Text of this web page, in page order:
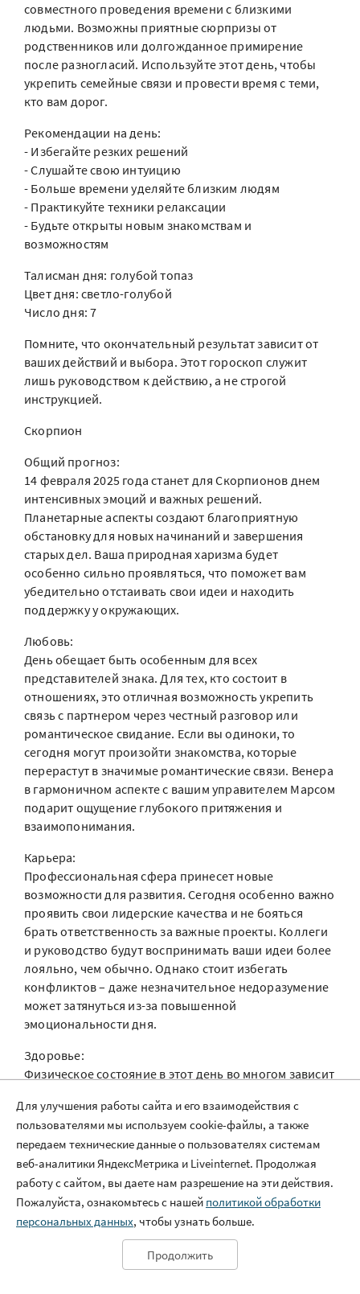
совместного проведения времени с близкими
людьми. Возможны приятные сюрпризы от
родственников или долгожданное примирение
после разногласий. Используйте этот день, чтобы
укрепить семейные связи и провести время с теми,
кто вам дорог.
Рекомендации на день:
- Избегайте резких решений
- Слушайте свою интуицию
- Больше времени уделяйте близким людям
- Практикуйте техники релаксации
- Будьте открыты новым знакомствам и
возможностям
Талисман дня: голубой топаз
Цвет дня: светло-голубой
Число дня: 7
Помните, что окончательный результат зависит от
ваших действий и выбора. Этот гороскоп служит
лишь руководством к действию, а не строгой
инструкцией.
Скорпион
Общий прогноз:
14 февраля 2025 года станет для Скорпионов днем
интенсивных эмоций и важных решений.
Планетарные аспекты создают благоприятную
обстановку для новых начинаний и завершения
старых дел. Ваша природная харизма будет
особенно сильно проявляться, что поможет вам
убедительно отстаивать свои идеи и находить
поддержку у окружающих.
Любовь:
День обещает быть особенным для всех
представителей знака. Для тех, кто состоит в
отношениях, это отличная возможность укрепить
связь с партнером через честный разговор или
романтическое свидание. Если вы одиноки, то
сегодня могут произойти знакомства, которые
перерастут в значимые романтические связи. Венера
в гармоничном аспекте с вашим управителем Марсом
подарит ощущение глубокого притяжения и
взаимопонимания.
Карьера:
Профессиональная сфера принесет новые
возможности для развития. Сегодня особенно важно
проявить свои лидерские качества и не бояться
брать ответственность за важные проекты. Коллеги
и руководство будут воспринимать ваши идеи более
лояльно, чем обычно. Однако стоит избегать
конфликтов – даже незначительное недоразумение
может затянуться из-за повышенной
эмоциональности дня.
Здоровье:
Физическое состояние в этот день во многом зависит
ситуации могут вызвать головные боли или
проблемы с пищеварением. Рекомендуется уделять
внимание релаксации и медитации. Хороший
эффект принесет легкая зарядка по утрам и
прогулки на свежем воздухе. Особое внимание стоит
уделить сердечно-сосудистой системе.
Студентам-Скорпионам день будет способствовать
лучшему усвоению материала. Ваша аналитическая
Для улучшения работы сайта и его взаимодействия с
пользователями мы используем cookie-файлы, а также
передаем технические данные о пользователях системам
веб-аналитики ЯндексМетрика и Liveinternet. Продолжая
работу с сайтом, вы даете нам разрешение на эти действия.
Пожалуйста, ознакомьтесь с нашей политикой обработки
персональных данных, чтобы узнать больше.
Продолжить